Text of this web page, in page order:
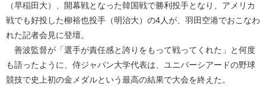
（早稲田大）、開幕戦となった韓国戦で勝利投手となり、アメリカ
戦でも好投した柳裕也投手（明治大）の4人が、羽田空港でおこなわ
れた記者会見に登壇。
善波監督が「選手が責任感と誇りをもって戦ってくれた」と何度
も語ったように、侍ジャパン大学代表は、ユニバーシアードの野球
競技で史上初の金メダルという最高の結果で大会を終えた。